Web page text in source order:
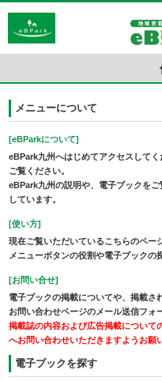
メニューについて
[eBParkについて]
eBPark九州へはじめてアクセスして
ご覧ください。
eBPark九州の説明や、電子ブックを
しています。
[使い方]
現在ご覧いただいているこちらのペー
メニューボタンの役割や電子ブックの
[お問い合せ]
電子ブックの掲載についてや、掲載さ
お問い合わせページのメール送信フォ
掲載誌の内容および広告掲載について
へお問い合わせいただきますようお願
電子ブックを探す